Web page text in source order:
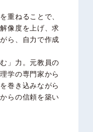
重ねることで、
像度を上げ、求
ら、自力で作成
」力。元教員の
学の専門家から
巻き込みながら
らの信頼を築い